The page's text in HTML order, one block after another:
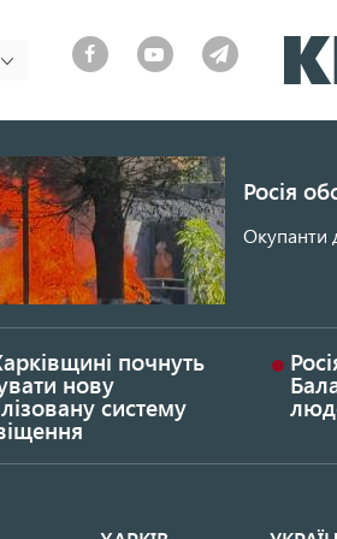
Росія
Окупанти
почнуть
нову
систему